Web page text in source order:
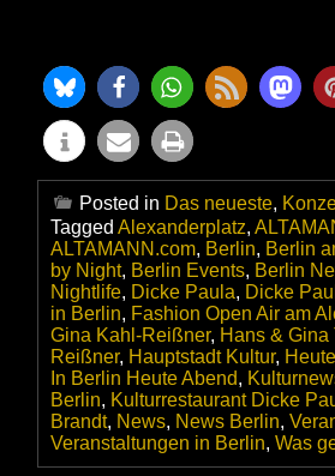
Posted in Das neueste,
Tagged Alexanderplatz,
ALTAMANN.com, Berlin, Berlin
by Night, Berlin Events, Berlin
Nightlife, Dicke Paula, Dicke
in Berlin, Fashion Open Air am
Gina Kahl-Reißner, Hans & Gina
Reißner, Hauptstadt Kultur,
In Berlin Heute Abend,
Berlin, Kulturrestaurant Dicke
Brandt, News, News Berlin,
Veranstaltungen in Berlin, Was